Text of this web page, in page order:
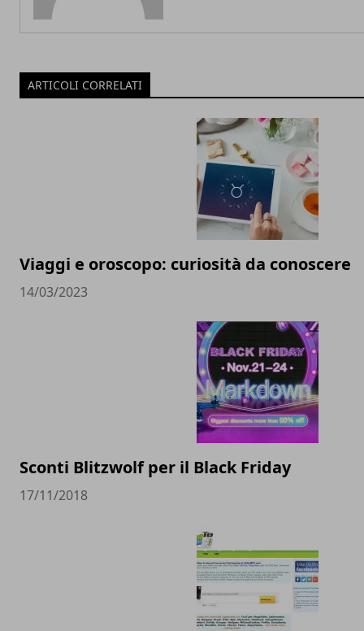
ARTICOLI CORRELATI
Viaggi e oroscopo: curiosità da conoscere
14/03/2023
Sconti Blitzwolf per il Black Friday
17/11/2018